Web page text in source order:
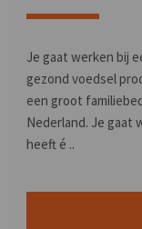
Je gaat werken bij
gezond voedsel
een groot
Nederland. Je gaat
heeft é ..